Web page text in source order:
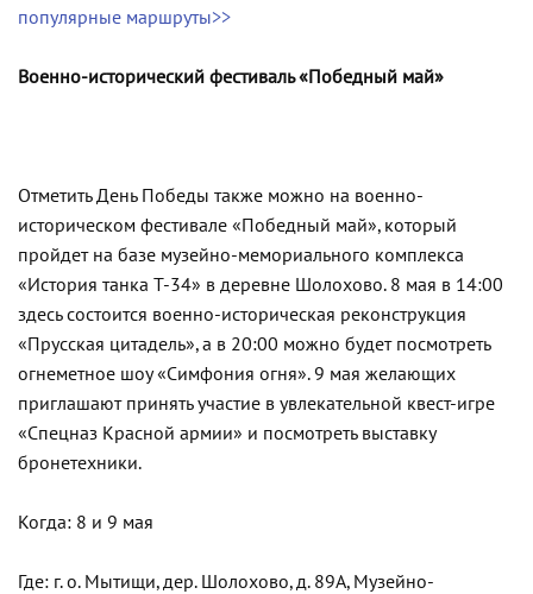
популярные маршруты>>
Военно-исторический фестиваль «Победный май»
Отметить День Победы также можно на военно-
историческом фестивале «Победный май», который
пройдет на базе музейно-мемориального комплекса
«История танка Т-34» в деревне Шолохово. 8 мая в 14:00
здесь состоится военно-историческая реконструкция
«Прусская цитадель», а в 20:00 можно будет посмотреть
огнеметное шоу «Симфония огня». 9 мая желающих
приглашают принять участие в увлекательной квест-игре
«Спецназ Красной армии» и посмотреть выставку
бронетехники.
Когда: 8 и 9 мая
Где: г. о. Мытищи, дер. Шолохово, д. 89А, Музейно-